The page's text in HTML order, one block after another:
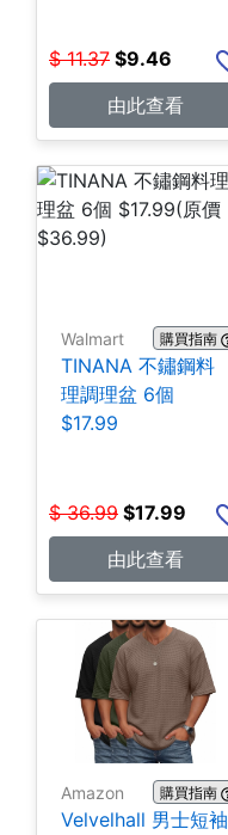
$ 11.37 $9.46
由此查看
Walmart 購買指南
TINANA 不鏽鋼料
理調理盆 6個
$17.99
$ 36.99 $17.99
由此查看
Amazon 購買指南
Velvelhall 男士短袖